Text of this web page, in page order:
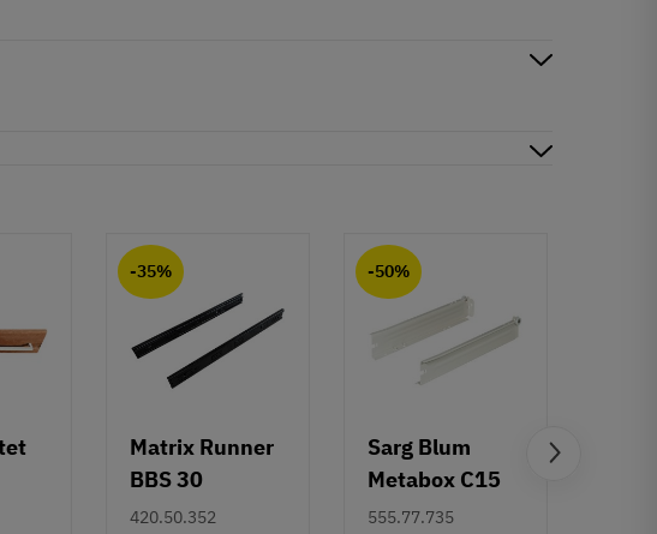
-35%
Matrix Runner
BBS 30
kugleudtræk -
420.50.352
-50%
Sarg Blum
Metabox C15
320 M - højde
555.77.735